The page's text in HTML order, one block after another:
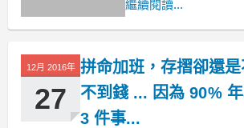
那麼該如何在貧富差
其實資本主義的社會
騁的獵場
繼續閱讀...
12月 2016年
27
拼命加班，存摺卻還
不到錢 ... 因為 90%
3 件事...